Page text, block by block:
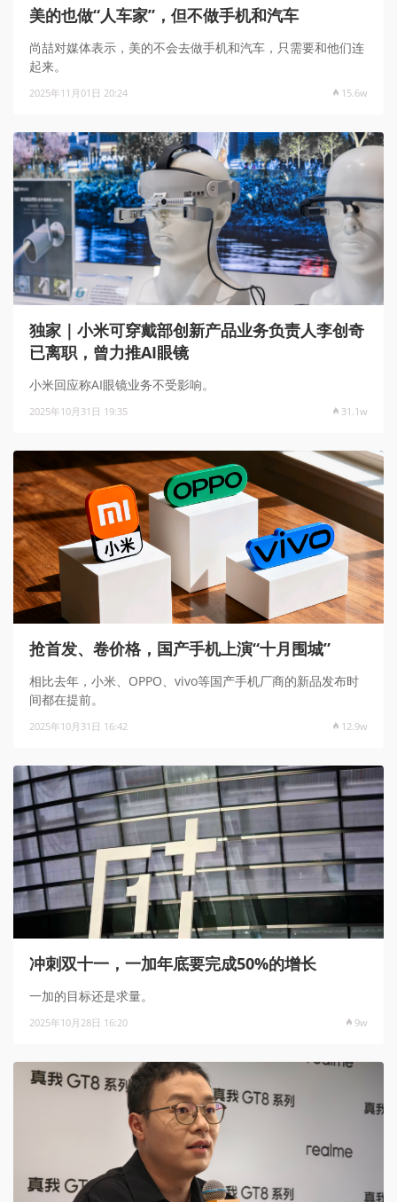
美的也做“人车家”，但不做手机和汽车
尚喆对媒体表示，美的不会去做手机和汽车，只需要和他们连
起来。
2025年11月01日 20:24 15.6w
独家｜小米可穿戴部创新产品业务负责人李创奇
已离职，曾力推AI眼镜
小米回应称AI眼镜业务不受影响。
2025年10月31日 19:35 31.1w
抢首发、卷价格，国产手机上演“十月围城”
相比去年，小米、OPPO、vivo等国产手机厂商的新品发布时
间都在提前。
2025年10月31日 16:42 12.9w
冲刺双十一，一加年底要完成50%的增长
一加的目标还是求量。
2025年10月28日 16:20 9w